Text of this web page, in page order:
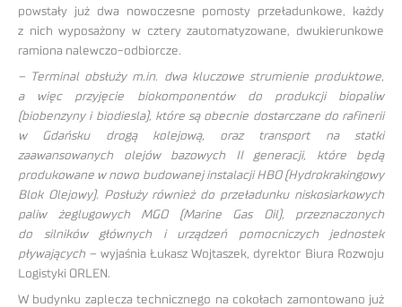
powstały już dwa nowoczesne pomosty przeładunkowe, każdy
z nich wyposażony w cztery zautomatyzowane, dwukierunkowe
ramiona nalewczo-odbiorcze.
– Terminal obsłuży m.in. dwa kluczowe strumienie produktowe,
a więc przyjęcie biokomponentów do produkcji biopaliw
(biobenzyny i biodiesla), które są obecnie dostarczane do rafinerii
w Gdańsku drogą kolejową, oraz transport na statki
zaawansowanych olejów bazowych II generacji, które będą
produkowane w nowo budowanej instalacji HBO (Hydrokrakingowy
Blok Olejowy). Posłuży również do przeładunku niskosiarkowych
paliw żeglugowych MGO (Marine Gas Oil), przeznaczonych
do silników głównych i urządzeń pomocniczych jednostek
pływających – wyjaśnia Łukasz Wojtaszek, dyrektor Biura Rozwoju
Logistyki ORLEN.
W budynku zaplecza technicznego na cokołach zamontowano już